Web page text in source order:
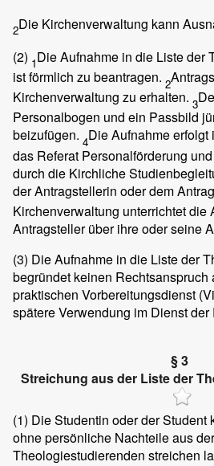
2Die Kirchenverwaltung kann
(2) 1Die Aufnahme in die Liste der
ist förmlich zu beantragen. 2
Kirchenverwaltung zu erhalten. 3
Personalbogen und ein Passbild
beizufügen. 4Die Aufnahme
das Referat Personalförderung
durch die Kirchliche
der Antragstellerin oder dem
Kirchenverwaltung unterrichtet die
Antragsteller über ihre oder seine
(3) Die Aufnahme in die Liste der
begründet keinen Rechtsanspruch
praktischen Vorbereitungsdienst
spätere Verwendung im Dienst der
§ 3
Streichung aus der Liste der
(1) Die Studentin oder der Student
ohne persönliche Nachteile aus
Theologiestudierenden streichen